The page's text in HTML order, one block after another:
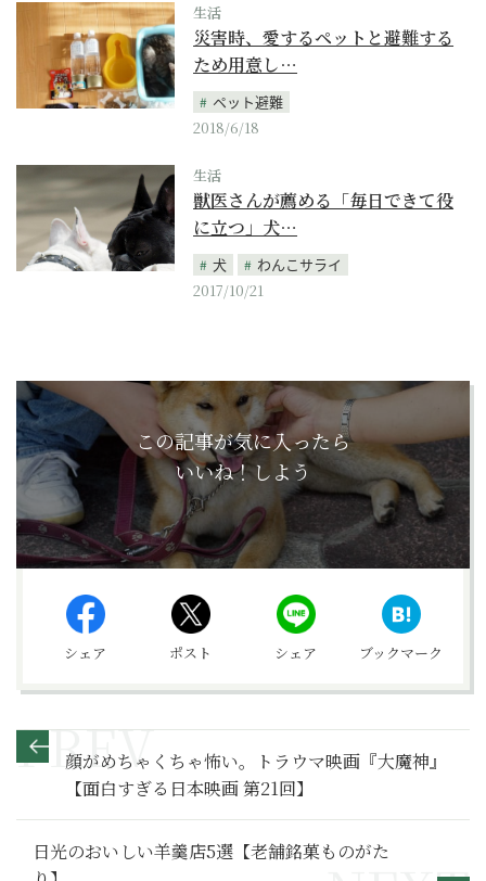
生活
災害時、愛するペットと避難する
ため用意し…
ペット避難
2018/6/18
生活
獣医さんが薦める「毎日できて役
に立つ」犬…
犬
わんこサライ
2017/10/21
この記事が気に入ったら
いいね！しよう
シェア ポスト シェア ブックマーク
顔がめちゃくちゃ怖い。トラウマ映画『大魔神』
【面白すぎる日本映画 第21回】
日光のおいしい羊羹店5選【老舗銘菓ものがた